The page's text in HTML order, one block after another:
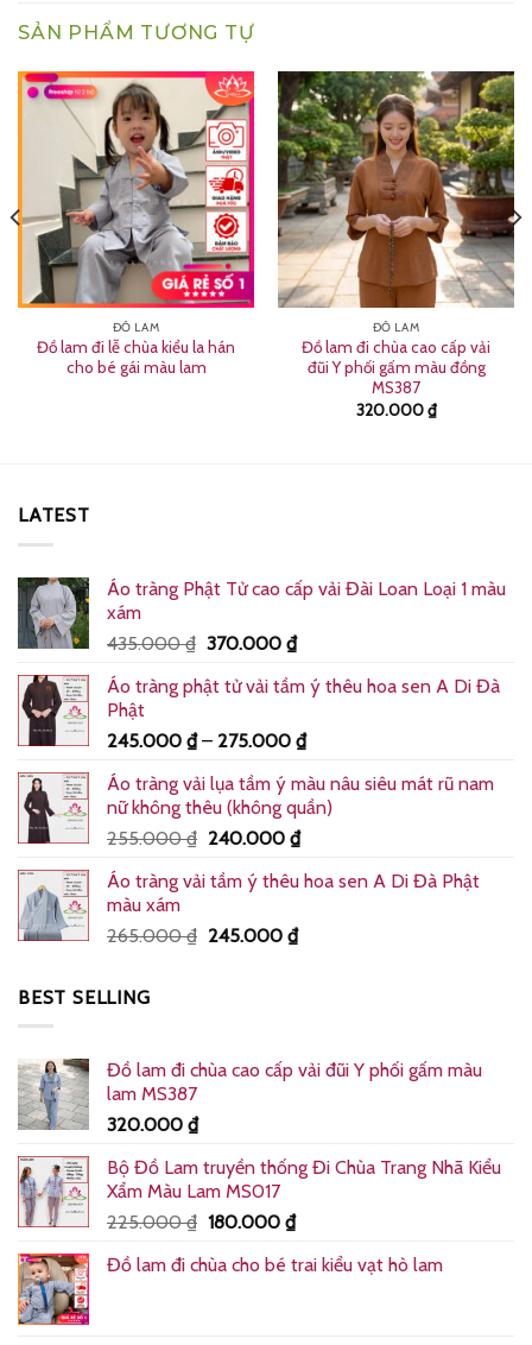
SẢN PHẨM TƯƠNG TỰ
ĐỒ LAM
Đồ lam đi lễ chùa kiểu la hán
cho bé gái màu lam
ĐỒ LAM
Đồ lam đi chùa cao cấp vải
đũi Y phối gấm màu đồng
MS387
320.000₫
LATEST
Áo tràng Phật Tử cao cấp vải Đài Loan Loại 1 màu
xám
435.000₫ Giá
là:
370.000 ₫Giá
tại
370.000 ₫.
Áo tràng phật tử vải tầm ý thêu hoa sen A Di Đà
Phật
245.000 ₫ – 275.000 ₫Khoảng
từ
245.000 ₫
Áo tràng vải lụa tầm ý màu nâu siêu mát rũ nam
nữ không thêu (không quần)
255.000₫ Giá
là:
240.000 ₫Giá
tại
240.000 ₫.
Áo tràng vải tầm ý thêu hoa sen A Di Đà Phật
màu xám
265.000₫ Giá
245.000 ₫Giá
BEST SELLING
Đồ lam đi chùa cao cấp vải đũi Y phối gấm màu
lam MS387
320.000 ₫
Bộ Đồ Lam truyền thống Đi Chùa Trang Nhã Kiểu
Xẩm Màu Lam MS017
225.000₫ Giá
là:
180.000 ₫Giá
tại
Đồ lam đi chùa cho bé trai kiểu vạt hò lam